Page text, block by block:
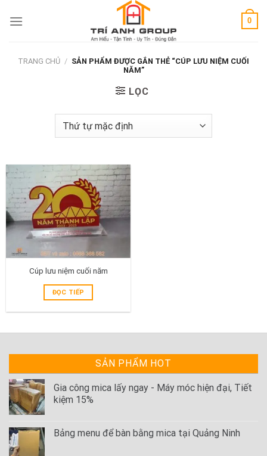
0
TRANG CHỦ / SẢN PHẨM ĐƯỢC GẮN THẺ “CÚP LƯU NIỆM CUỐI
NĂM”
LỌC
Cúp lưu niệm cuối năm
ĐỌC TIẾP
SẢN PHẨM HOT
Gia công mica lấy ngay - Máy móc hiện đại, Tiết
kiệm 15%
Bảng menu để bàn bằng mica tại Quảng Ninh